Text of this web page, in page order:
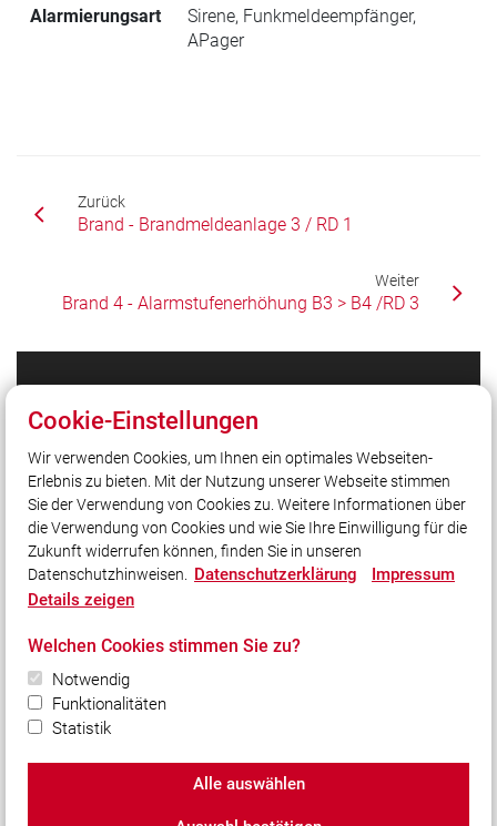
Alarmierungsart
Sirene, Funkmeldeempfänger,
APager
Zurück
Brand - Brandmeldeanlage 3 / RD 1
Weiter
Brand 4 - Alarmstufenerhöhung B3 > B4 /RD 3
Gott zur Ehr', dem Nächsten zur Wehr!
Spendenkonto:
Konto IBAN: DE53 7315 0000 0380 3802 61
Sparkasse Schwaben-Bodensee
Social Media
Bleiben Sie mit uns in Kontakt und vernetzen Sie sich
mit uns!
© 2026 www.feuerwehr-westheim.de
Cookie-Einstellungen
Wir verwenden Cookies, um Ihnen ein optimales Webseiten-
Erlebnis zu bieten. Mit der Nutzung unserer Webseite stimmen
Sie der Verwendung von Cookies zu. Weitere Informationen über
die Verwendung von Cookies und wie Sie Ihre Einwilligung für die
Zukunft widerrufen können, finden Sie in unseren
Datenschutzhinweisen. Datenschutzerklärung
Impressum
Details zeigen
Welchen Cookies stimmen Sie zu?
Notwendig
Funktionalitäten
Statistik
Alle auswählen